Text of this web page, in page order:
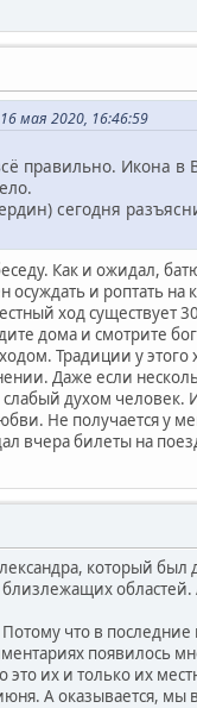
мая 2020, 16:46:59
правильно. Икона в
сегодня
Как и ожидал,
и роптать на
ход существует
дома и смотрите
Традиции у
Даже если
духом человек.
Не получается у
вчера билеты на
который
областей.
что в
появилось
это их и только их
А оказывается, мы